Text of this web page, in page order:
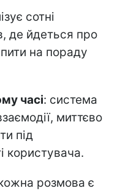
сотні
де йдеться про
на пораду
часі: система
миттєво
під
користувача.
розмова є